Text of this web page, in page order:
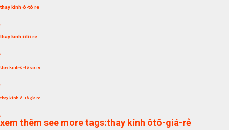
thay kính ô-tô re
thay kính ôtô re
,
thay kính-ô-tô gia re
,
thay kính-ô-tô gia re
xem thêm see more tags:thay kính ôtô-giá-rẻ